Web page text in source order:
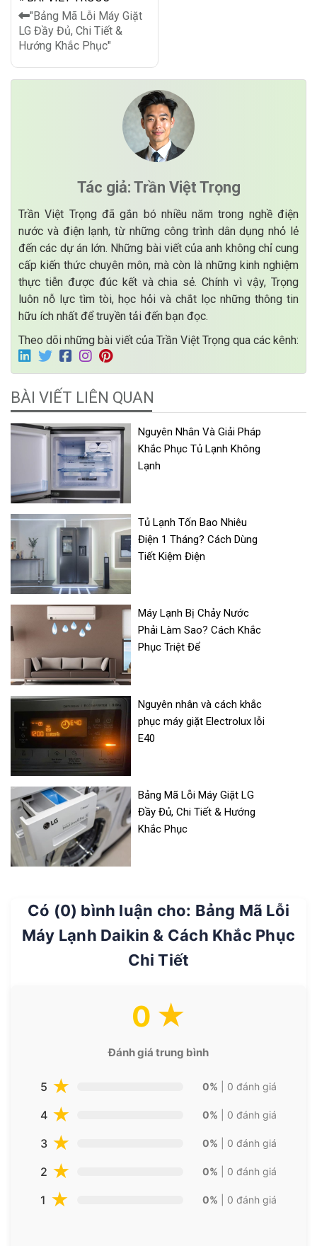
"Bảng Mã Lỗi Máy Giặt
LG Đầy Đủ, Chi Tiết &
Hướng Khắc Phục"
Tác giả: Trần Việt Trọng
Trần Việt Trọng đã gắn bó nhiều năm trong nghề điện
nước và điện lạnh, từ những công trình dân dụng nhỏ lẻ
đến các dự án lớn. Những bài viết của anh không chỉ cung
cấp kiến thức chuyên môn, mà còn là những kinh nghiệm
thực tiễn được đúc kết và chia sẻ. Chính vì vậy, Trọng
luôn nỗ lực tìm tòi, học hỏi và chắt lọc những thông tin
hữu ích nhất để truyền tải đến bạn đọc.
Theo dõi những bài viết của Trần Việt Trọng qua các kênh:
BÀI VIẾT LIÊN QUAN
Nguyên Nhân Và Giải Pháp
Khắc Phục Tủ Lạnh Không
Lạnh
Tủ Lạnh Tốn Bao Nhiêu
Điện 1 Tháng? Cách Dùng
Tiết Kiệm Điện
Máy Lạnh Bị Chảy Nước
Phải Làm Sao? Cách Khắc
Phục Triệt Để
Nguyên nhân và cách khắc
phục máy giặt Electrolux lỗi
E40
Bảng Mã Lỗi Máy Giặt LG
Đầy Đủ, Chi Tiết & Hướng
Khắc Phục
Có (0) bình luận cho: Bảng Mã Lỗi
Máy Lạnh Daikin & Cách Khắc Phục
Chi Tiết
0
Đánh giá trung bình
5 0% | 0 đánh giá
4 0% | 0 đánh giá
3 0% | 0 đánh giá
2 0% | 0 đánh giá
1 0% | 0 đánh giá